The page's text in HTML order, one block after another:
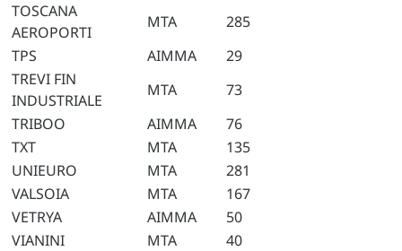
TOSCANA
AEROPORTI
MTA
285
TPS
AIMMA
29
TREVI FIN
INDUSTRIALE
MTA
73
TRIBOO
AIMMA
76
TXT
MTA
135
UNIEURO
MTA
281
VALSOIA
MTA
167
VETRYA
AIMMA
50
VIANINI
MTA 40